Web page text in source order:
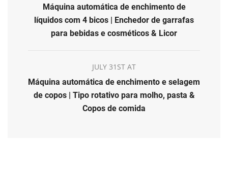
Máquina automática de enchimento de
líquidos com 4 bicos | Enchedor de garrafas
para bebidas e cosméticos & Licor
JULY 31ST AT
Máquina automática de enchimento e selagem
de copos | Tipo rotativo para molho, pasta &
Copos de comida